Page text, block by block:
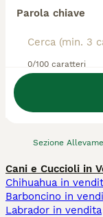
Parola chiave
0/100 caratteri
Sezione
Abbiamo
Cani e Cuccioli in
Chihuahua in
Barboncino in
Labrador in vendita